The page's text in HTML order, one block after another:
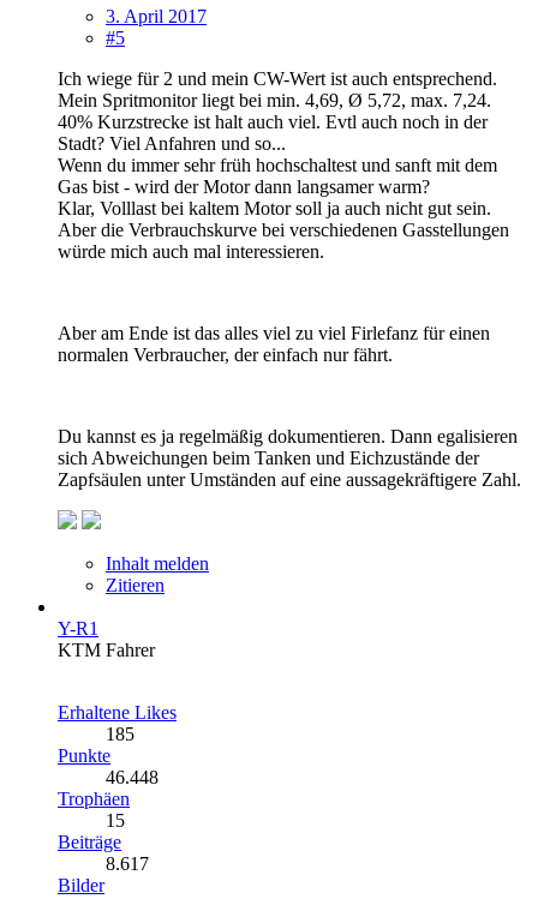
3. April 2017
#5
Ich wiege für 2 und mein CW-Wert ist auch entsprechend.
Mein Spritmonitor liegt bei min. 4,69, Ø 5,72, max. 7,24.
40% Kurzstrecke ist halt auch viel. Evtl auch noch in der
Stadt? Viel Anfahren und so...
Wenn du immer sehr früh hochschaltest und sanft mit dem
Gas bist - wird der Motor dann langsamer warm?
Klar, Volllast bei kaltem Motor soll ja auch nicht gut sein.
Aber die Verbrauchskurve bei verschiedenen Gasstellungen
würde mich auch mal interessieren.
Aber am Ende ist das alles viel zu viel Firlefanz für einen
normalen Verbraucher, der einfach nur fährt.
Du kannst es ja regelmäßig dokumentieren. Dann egalisieren
sich Abweichungen beim Tanken und Eichzustände der
Zapfsäulen unter Umständen auf eine aussagekräftigere Zahl.
Inhalt melden
Zitieren
Y-R1
KTM Fahrer
Erhaltene Likes
185
Punkte
46.448
Trophäen
15
Beiträge
8.617
Bilder